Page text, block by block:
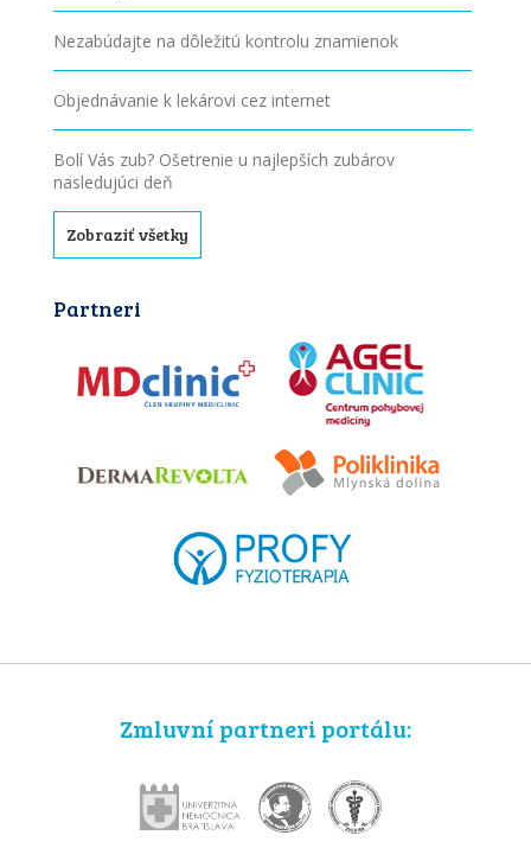
Nezabúdajte na dôležitú kontrolu znamienok
Objednávanie k lekárovi cez internet
Bolí Vás zub? Ošetrenie u najlepších zubárov
nasledujúci deň
Zobraziť všetky
Partneri
Zmluvní partneri portálu: